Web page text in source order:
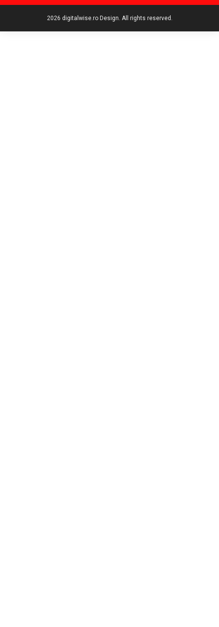
2026 digitalwise.ro Design. All rights reserved.